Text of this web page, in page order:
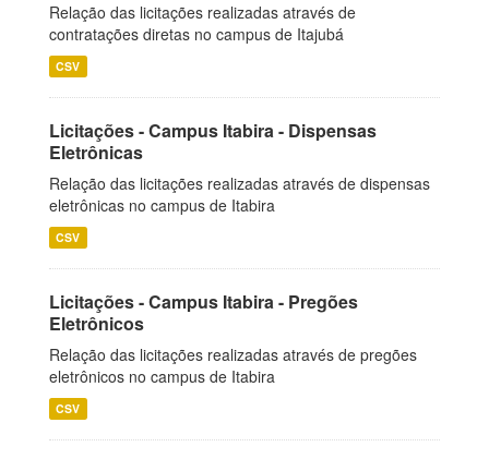
Relação das licitações realizadas através de
contratações diretas no campus de Itajubá
CSV
Licitações - Campus Itabira - Dispensas
Eletrônicas
Relação das licitações realizadas através de dispensas
eletrônicas no campus de Itabira
CSV
Licitações - Campus Itabira - Pregões
Eletrônicos
Relação das licitações realizadas através de pregões
eletrônicos no campus de Itabira
CSV